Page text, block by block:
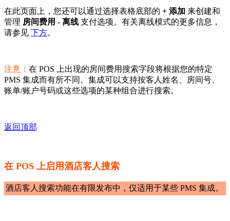
在此页面上，您还可以通过选择表格底部的 + 添加 来创建和
管理 房间费用 - 离线 支付选项。有关离线模式的更多信息，
请参见 下方。
注意： 在 POS 上出现的房间费用搜索字段将根据您的特定
PMS 集成而有所不同。集成可以支持按客人姓名、房间号、
账单/账户号码或这些选项的某种组合进行搜索。
返回顶部
在 POS 上启用酒店客人搜索
酒店客人搜索功能在有限发布中，仅适用于某些 PMS 集成。